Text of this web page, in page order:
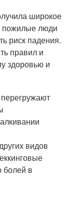
широкое
пожилые люди
риск падения.
правил и
здоровью и
видов
болей в